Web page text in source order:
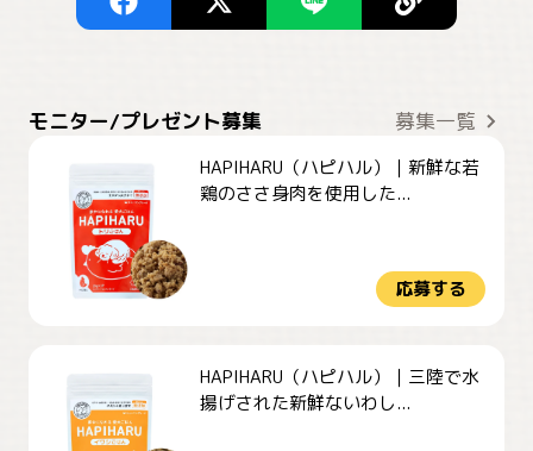
モニター/プレゼント募集 募集一覧
HAPIHARU（ハピハル）｜新鮮な若
鶏のささ身肉を使用した...
応募する
HAPIHARU（ハピハル）｜三陸で水
揚げされた新鮮ないわし...